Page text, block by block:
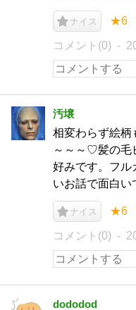
ナイス ★6
コメント(0)
汚壌
相変わらず絵柄
～～～♡髪の毛
好みです。フル
いお話で面白い
ナイス ★6
コメント(0)
dododod